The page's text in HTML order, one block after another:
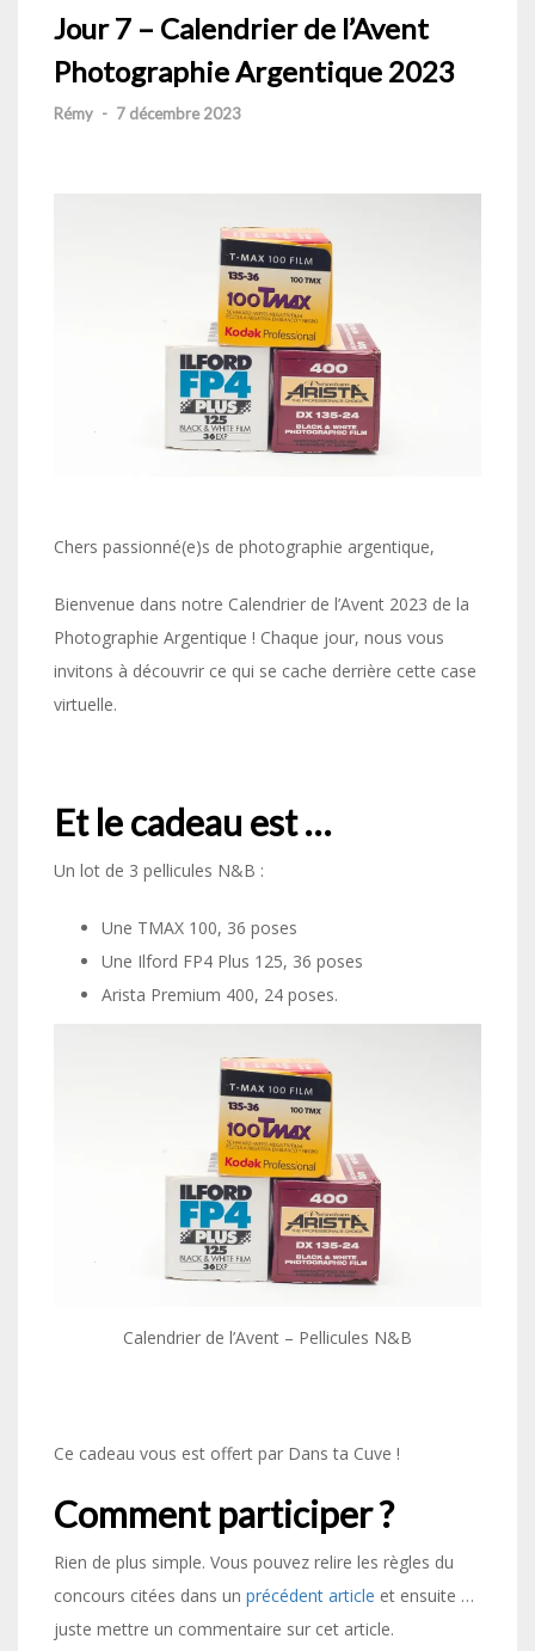
Jour 7 – Calendrier de l’Avent
Photographie Argentique 2023
Rémy - 7 décembre 2023
Chers passionné(e)s de photographie argentique,
Bienvenue dans notre Calendrier de l’Avent 2023 de la
Photographie Argentique ! Chaque jour, nous vous
invitons à découvrir ce qui se cache derrière cette case
virtuelle.
Et le cadeau est …
Un lot de 3 pellicules N&B :
Une TMAX 100, 36 poses
Une Ilford FP4 Plus 125, 36 poses
Arista Premium 400, 24 poses.
Calendrier de l’Avent – Pellicules N&B
Ce cadeau vous est offert par Dans ta Cuve !
Comment participer ?
Rien de plus simple. Vous pouvez relire les règles du
concours citées dans un précédent article et ensuite …
juste mettre un commentaire sur cet article.